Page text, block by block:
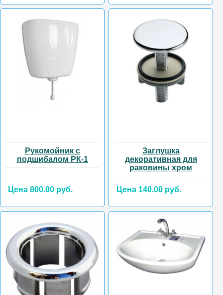
Рукомойник с
подшибалом РК-1
Цена 800.00 руб.
Заглушка
декоративная для
раковины хром
Цена 140.00 руб.